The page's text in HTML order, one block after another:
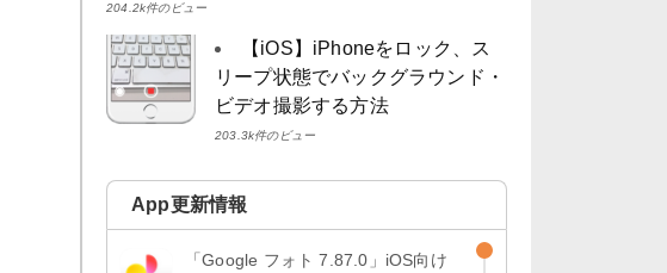
204.2k件のビュー
【iOS】iPhoneをロック、ス
リープ状態でバックグラウンド・
ビデオ撮影する方法
203.3k件のビュー
App更新情報
「Google フォト 7.87.0」iOS向け